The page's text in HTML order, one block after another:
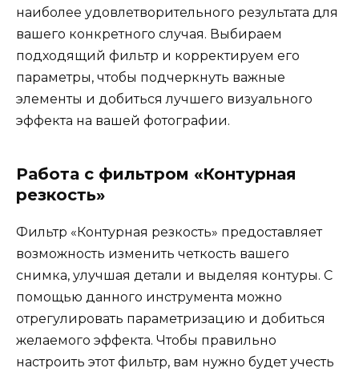
наиболее удовлетворительного результата для
вашего конкретного случая. Выбираем
подходящий фильтр и корректируем его
параметры, чтобы подчеркнуть важные
элементы и добиться лучшего визуального
эффекта на вашей фотографии.
Работа с фильтром «Контурная
резкость»
Фильтр «Контурная резкость» предоставляет
возможность изменить четкость вашего
снимка, улучшая детали и выделяя контуры. С
помощью данного инструмента можно
отрегулировать параметризацию и добиться
желаемого эффекта. Чтобы правильно
настроить этот фильтр, вам нужно будет учесть